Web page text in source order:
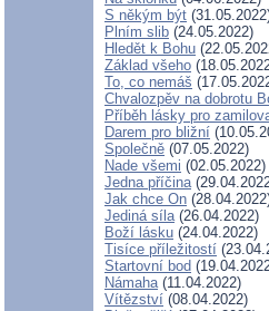
S někým být
Plním slib (24.05.2022)
Hledět k Bohu
Základ všeho
To, co nemáš
Chvalozpěv na dobrotu
Příběh lásky pro
Darem pro bližní
Společně (07.05.2022)
Nade všemi (02.05.2022)
Jedna příčina
Jak chce On
Jediná síla(26.04.2022)
Boží lásku (24.04.2022)
Tisíce příležitostí
Startovní bod
Námaha(11.04.2022)
Vítězství (08.04.2022)